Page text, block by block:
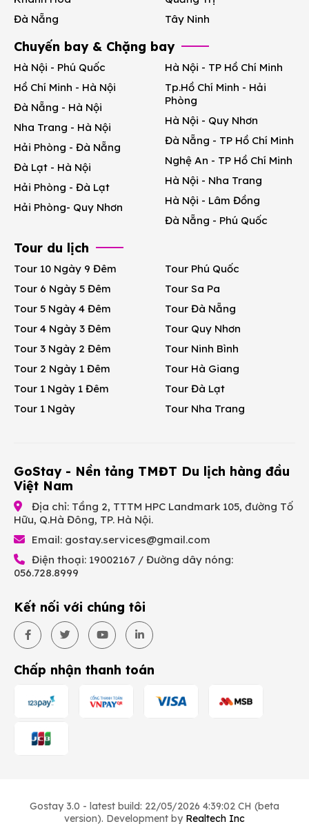
Đà Nẵng
Tây Ninh
Chuyến bay & Chặng bay
Hà Nội - Phú Quốc
Hồ Chí Minh - Hà Nội
Đà Nẵng - Hà Nội
Nha Trang - Hà Nội
Hải Phòng - Đà Nẵng
Đà Lạt - Hà Nội
Hải Phòng - Đà Lạt
Hải Phòng- Quy Nhơn
Hà Nội - TP Hồ Chí Minh
Tp.Hồ Chí Minh - Hải
Phòng
Hà Nội - Quy Nhơn
Đà Nẵng - TP Hồ Chí Minh
Nghệ An - TP Hồ Chí Minh
Hà Nội - Nha Trang
Hà Nội - Lâm Đồng
Đà Nẵng - Phú Quốc
Tour du lịch
Tour 10 Ngày 9 Đêm
Tour 6 Ngày 5 Đêm
Tour 5 Ngày 4 Đêm
Tour 4 Ngày 3 Đêm
Tour 3 Ngày 2 Đêm
Tour 2 Ngày 1 Đêm
Tour 1 Ngày 1 Đêm
Tour 1 Ngày
Tour Phú Quốc
Tour Sa Pa
Tour Đà Nẵng
Tour Quy Nhơn
Tour Ninh Bình
Tour Hà Giang
Tour Đà Lạt
Tour Nha Trang
GoStay - Nền tảng TMĐT Du lịch hàng đầu
Việt Nam
Địa chỉ: Tầng 2, TTTM HPC Landmark 105, đường Tố
Hữu, Q.Hà Đông, TP. Hà Nội.
Email: gostay.services@gmail.com
Điện thoại: 19002167 / Đường dây nóng:
056.728.8999
Kết nối với chúng tôi
Chấp nhận thanh toán
Gostay 3.0 - latest build: 22/05/2026 4:39:02 CH (beta
version). Development by Realtech Inc